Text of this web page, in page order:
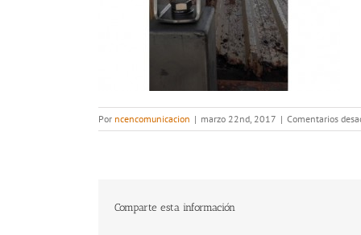
Por ncencomunicacion | marzo 22nd, 2017 | Comentarios
Comparte esta información